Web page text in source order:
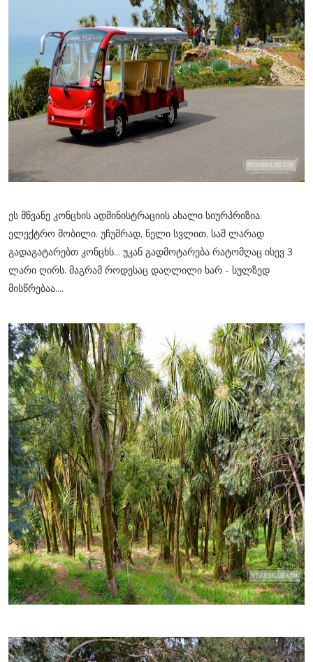
ეს მწვანე კონცხის ადმინისტრაციის ახალი სიურპრიზია.
ელექტრო მობილი. უჩუმრად, ნელი სვლით, სამ ლარად
გადაგატარებთ კონცხს... უკან გადმოტარება რატომღაც ისევ 3
ლარი ღირს. მაგრამ როდესაც დაღლილი ხარ - სულზედ
მისწრებაა....